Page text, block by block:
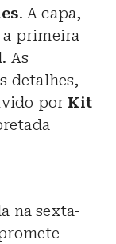
. A capa,
a primeira
As
detalhes,
por Kit
na sexta-